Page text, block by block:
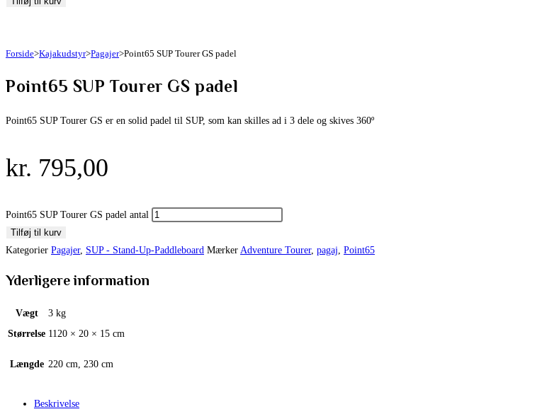
Forside>Kajakudstyr>Pagajer>Point65 SUP Tourer GS padel
Point65 SUP Tourer GS padel
Point65 SUP Tourer GS er en solid padel til SUP, som kan skilles ad i 3 dele og skives 360º
kr. 795,00
Point65 SUP Tourer GS padel antal
Tilføj til kurv
Kategorier Pagajer, SUP - Stand-Up-Paddleboard Mærker Adventure Tourer, pagaj Point65
Yderligere information
Vægt
3 kg
Størrelse 1120 × 20 × 15 cm
Længde 220 cm, 230 cm
Beskrivelse